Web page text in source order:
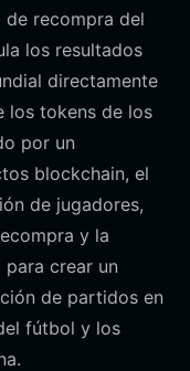
recompra del
los resultados
directamente
los tokens de los
por un
blockchain, el
de jugadores,
y la
crear un
de partidos en
fútbol y los